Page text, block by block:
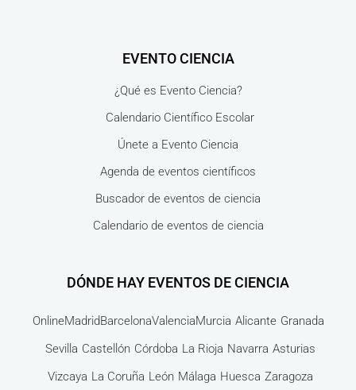
EVENTO CIENCIA
¿Qué es Evento Ciencia?
Calendario Científico Escolar
Únete a Evento Ciencia
Agenda de eventos científicos
Buscador de eventos de ciencia
Calendario de eventos de ciencia
DÓNDE HAY EVENTOS DE CIENCIA
OnlineMadridBarcelonaValenciaMurcia Alicante Granada
Sevilla Castellón Córdoba La Rioja Navarra Asturias
Vizcaya La Coruña León Málaga Huesca Zaragoza